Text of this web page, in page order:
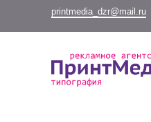
printmedia_dzr@mail.ru